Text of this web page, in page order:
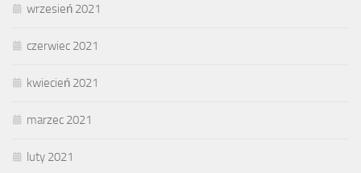
wrzesień 2021
czerwiec 2021
kwiecień 2021
marzec 2021
luty 2021